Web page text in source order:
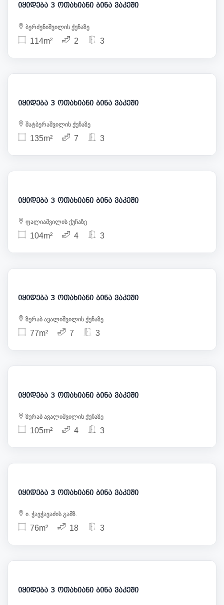
იყიდება 3 ოთახიანი ბინა ვაკეში
ბერძენიშვილის ქუჩაზე
114m² 2 3
365 000
იყიდება 3 ოთახიანი ბინა ვაკეში
შატბერაშვილის ქუჩაზე
135m² 7 3
285 000
იყიდება 3 ოთახიანი ბინა ვაკეში
ფალიაშვილის ქუჩაზე
104m² 4 3
300 000
იყიდება 3 ოთახიანი ბინა ვაკეში
ზურაბ ავალიშვილის ქუჩაზე
77m² 7 3
350 000
იყიდება 3 ოთახიანი ბინა ვაკეში
ზურაბ ავალიშვილის ქუჩაზე
105m² 4 3
377 000
იყიდება 3 ოთახიანი ბინა ვაკეში
ი. ჭავჭავაძის გამზ.
76m² 18 3
370 000
იყიდება 3 ოთახიანი ბინა ვაკეში